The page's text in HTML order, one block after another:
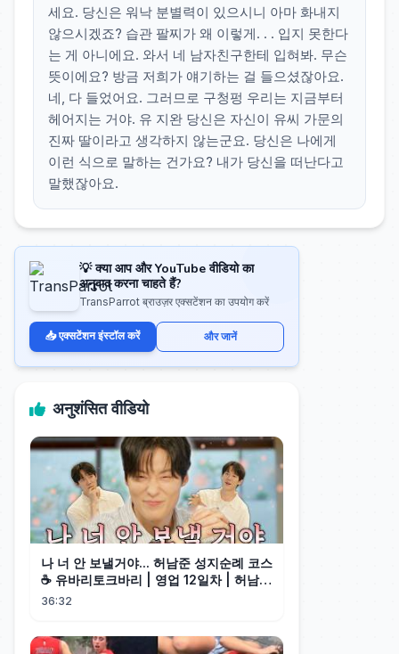
세요. 당신은 워낙 분별력이 있으시니 아마 화내지
않으시겠죠? 습관 팔찌가 왜 이렇게. . . 입지 못한다
는 게 아니에요. 와서 네 남자친구한테 입혀봐. 무슨
뜻이에요? 방금 저희가 얘기하는 걸 들으셨잖아요.
네, 다 들었어요. 그러므로 구청펑 우리는 지금부터
헤어지는 거야. 유 지완 당신은 자신이 유씨 가문의
진짜 딸이라고 생각하지 않는군요. 당신은 나에게
이런 식으로 말하는 건가요? 내가 당신을 떠난다고
말했잖아요.
💡 क्या आप और YouTube वीडियो का
अनुवाद करना चाहते हैं?
TransParrot ब्राउज़र एक्सटेंशन का उपयोग करें
📥 एक्सटेंशन इंस्टॉल करें और जानें
अनुशंसित वीडियो
나 너 안 보낼거야... 허남준 성지순례 코스
☕️ 유바리토크바리 | 영업 12일차 | 허남준
(EN)
36:32